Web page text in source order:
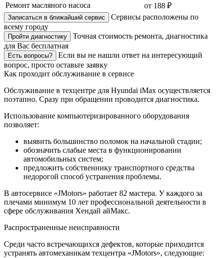
Ремонт масляного насоса
от 188 ₽
Записаться в ближайший сервис
Сервисы расположены по
всему городу
Пройти диагностику
Точная стоимость ремонта, диагностика
для Вас бесплатная
Есть вопросы?
Если вы не нашли ответ на интересующий
вопрос, просто оставьте заявку
Как проходит обслуживание в сервисе
Обслуживание в техцентре для Hyundai iMax осуществляется
поэтапно. Сразу при обращении проводится диагностика.
Использование компьютеризированного оборудования
позволяет:
выявить большинство поломок на начальной стадии;
обозначить слабые места в функционировании
автомобильных систем;
предложить собственнику транспортного средства
недорогой способ устранения проблемы.
В автосервисе «JMotors» работает 82 мастера. У каждого за
плечами минимум 10 лет профессиональной деятельности в
сфере обслуживания Хендай айМакс.
Распространенные неисправности
Среди часто встречающихся дефектов, которые приходится
устранять автомеханикам техцентра «JMotors», следующие: